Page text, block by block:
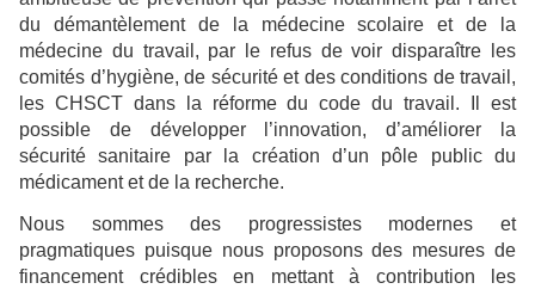
du démantèlement de la médecine scolaire et de la
médecine du travail, par le refus de voir disparaître les
comités d’hygiène, de sécurité et des conditions de travail,
les CHSCT dans la réforme du code du travail. Il est
possible de développer l’innovation, d’améliorer la
sécurité sanitaire par la création d’un pôle public du
médicament et de la recherche.
Nous sommes des progressistes modernes et
pragmatiques puisque nous proposons des mesures de
financement crédibles en mettant à contribution les